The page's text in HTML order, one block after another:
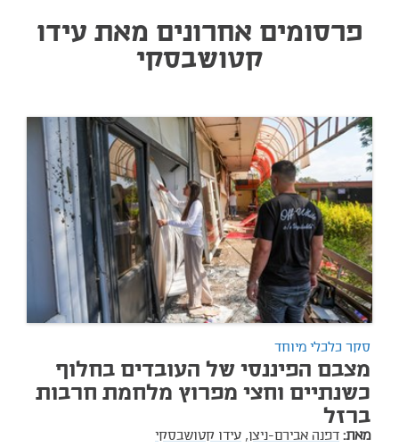
פרסומים אחרונים מאת עידו
קטושבסקי
סקר כלכלי מיוחד
מצבם הפיננסי של העובדים בחלוף
כשנתיים וחצי מפרוץ מלחמת חרבות
ברזל
מאת: דפנה אבירם-ניצן, עידו קטושבסקי